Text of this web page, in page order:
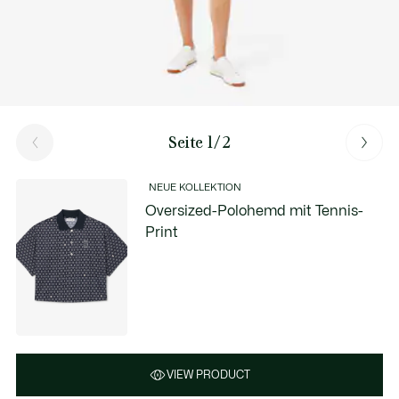
Seite 1/2
NEUE KOLLEKTION
Oversized-Polohemd mit Tennis-
Print
VIEW PRODUCT